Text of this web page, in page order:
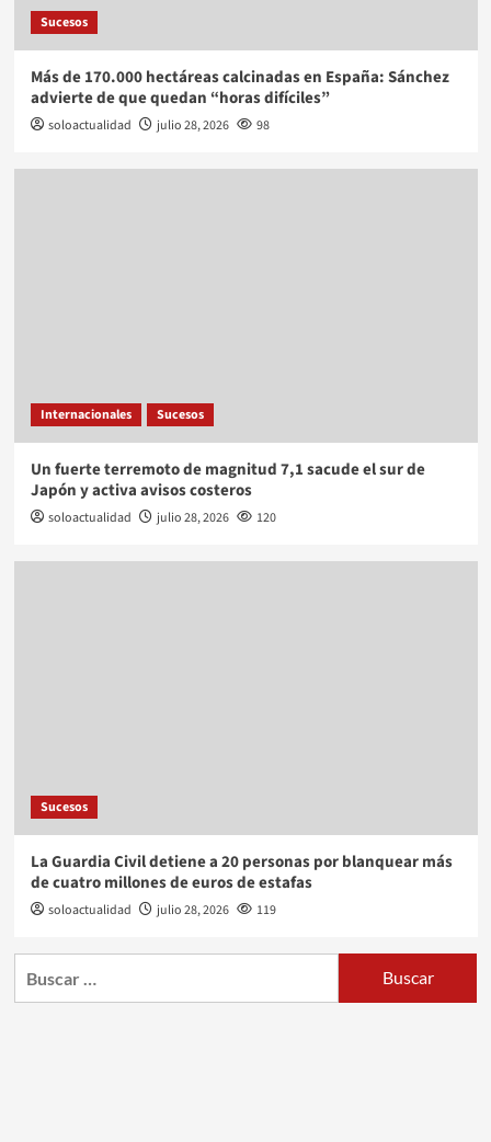
Sucesos
Más de 170.000 hectáreas calcinadas en España: Sánchez
advierte de que quedan “horas difíciles”
soloactualidad julio 28, 2026 98
Internacionales Sucesos
Un fuerte terremoto de magnitud 7,1 sacude el sur de
Japón y activa avisos costeros
soloactualidad julio 28, 2026 120
Sucesos
La Guardia Civil detiene a 20 personas por blanquear más
de cuatro millones de euros de estafas
soloactualidad julio 28, 2026 119